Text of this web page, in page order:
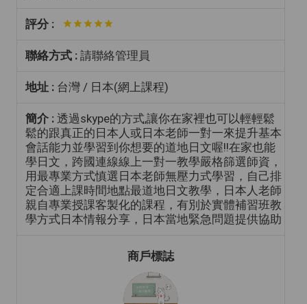
評分 :
聯絡方式 : 請聯絡管理員
地址 : 台灣 / 日本(網上課程)
簡介 : 透過skype的方式,讓你在家裡也可以輕輕鬆
鬆的跟真正的日本人或日本老師一對一來提升基本
會話能力並學習到你想要的道地日文喔!!在家也能
學日文，跨國連線線上一對一教學嚴格篩選師資，
用最專業方式慎選日本老師無壓力式學習，自己排
定合適上課時間地點最道地日文教學，日本人老師
親自專業授課客製化的課程，有別於實體補習班教
學方式日本情報分享，日本當地緊急問題提供協助
商戶標誌